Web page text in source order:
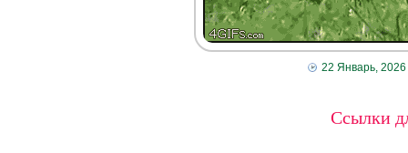
22 Январь, 2026
Ссылки